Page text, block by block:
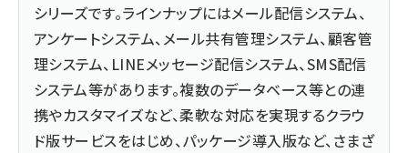
シリーズです。ラインナップにはメール配信システム、
アンケートシステム、メール共有管理システム、顧客管
理システム、LINEメッセージ配信システム、SMS配信
システム等があります。複数のデータベース等との連
携やカスタマイズなど、柔軟な対応を実現するクラウ
ド版サービスをはじめ、パッケージ導入版など、さまざ